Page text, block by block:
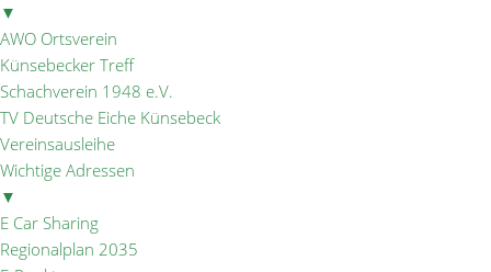
▼
AWO Ortsverein
Künsebecker Treff
Schachverein 1948 e.V.
TV Deutsche Eiche Künsebeck
Vereinsausleihe
Wichtige Adressen
▼
E Car Sharing
Regionalplan 2035